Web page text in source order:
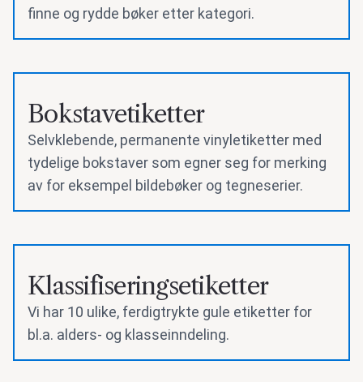
finne og rydde bøker etter kategori.
Bokstavetiketter
Selvklebende, permanente vinyletiketter med
tydelige bokstaver som egner seg for merking
av for eksempel bildebøker og tegneserier.
Klassifiseringsetiketter
Vi har 10 ulike, ferdigtrykte gule etiketter for
bl.a. alders- og klasseinndeling.